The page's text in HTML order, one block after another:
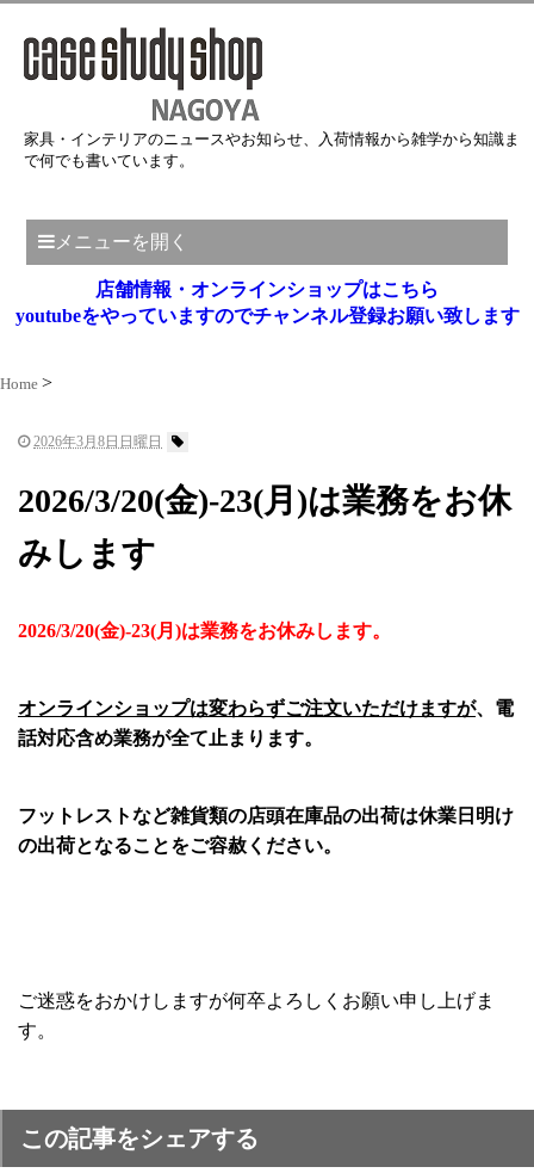
家具・インテリアのニュースやお知らせ、入荷情報から雑学から知識ま
で何でも書いています。
メニューを開く
店舗情報・オンラインショップはこちら
youtubeをやっていますのでチャンネル登録お願い致します
Home
2026年3月8日日曜日
2026/3/20(金)-23(月)は業務をお休
みします
2026/3/20(金)-23(月)は業務をお休みします。
オンラインショップは変わらずご注文いただけますが、電
話対応含め業務が全て止まります。
フットレストなど雑貨類の店頭在庫品の出荷は休業日明け
の出荷となることをご容赦ください。
ご迷惑をおかけしますが何卒よろしくお願い申し上げま
す。
この記事をシェアする